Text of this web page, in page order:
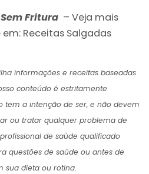
Fritura – Veja mais
em: Receitas Salgadas
informações e receitas baseadas
conteúdo é estritamente
tem a intenção de ser, e não devem
ou tratar qualquer problema de
de saúde qualificado
questões de saúde ou antes de
sua dieta ou rotina.